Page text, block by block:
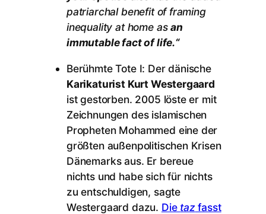
patriarchal benefit of framing
inequality at home asan
immutable fact of life.“
Berühmte Tote I: Der dänische
Karikaturist Kurt Westergaard
ist gestorben. 2005 löste er mit
Zeichnungen des islamischen
Propheten Mohammed eine der
größten außenpolitischen Krisen
Dänemarks aus. Er bereue
nichts und habe sich für nichts
zu entschuldigen, sagte
Westergaard dazu. Die tazfasst